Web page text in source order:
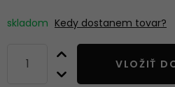
skladom Kedy dostanem tovar?
VLOŽIŤ